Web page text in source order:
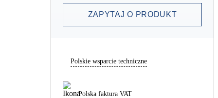
ZAPYTAJ O PRODUKT
Polskie wsparcie techniczne
Polska faktura VAT